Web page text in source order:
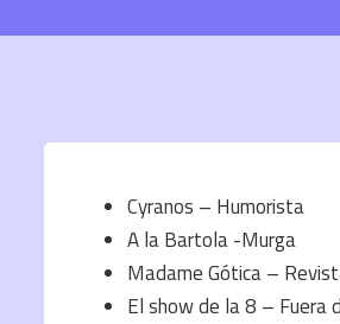
Cyranos – Humorista
A la Bartola -Murga
Madame Gótica –
El show de la 8 – Fuera